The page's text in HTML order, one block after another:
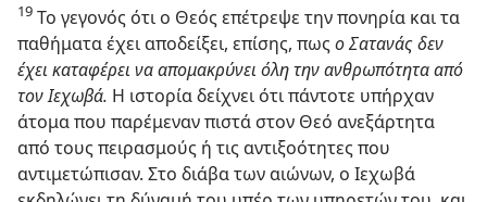
19 Το γεγονός ότι ο Θεός επέτρεψε την πονηρία και τα
παθήματα έχει αποδείξει, επίσης, πως ο Σατανάς δεν
έχει καταφέρει να απομακρύνει όλη την ανθρωπότητα από
τον Ιεχωβά. Η ιστορία δείχνει ότι πάντοτε υπήρχαν
άτομα που παρέμεναν πιστά στον Θεό ανεξάρτητα
από τους πειρασμούς ή τις αντιξοότητες που
αντιμετώπισαν. Στο διάβα των αιώνων, ο Ιεχωβά